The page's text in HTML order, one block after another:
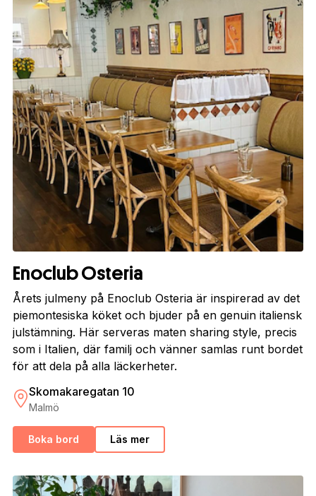
Enoclub Osteria
Årets julmeny på Enoclub Osteria är inspirerad av det
piemontesiska köket och bjuder på en genuin italiensk
julstämning. Här serveras maten sharing style, precis
som i Italien, där familj och vänner samlas runt bordet
för att dela på alla läckerheter.
Skomakaregatan 10
Malmö
Boka bord Läs mer